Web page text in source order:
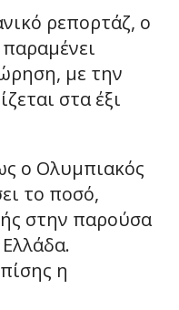
ρεπορτάζ, ο
με την
στα έξι
ο Ολυμπιακός
το ποσό,
στην παρούσα
η